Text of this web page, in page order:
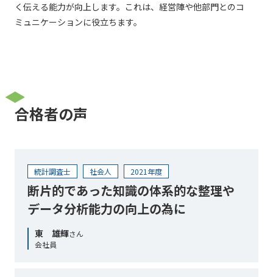
く伝える能力が向上します。これは、経営陣や他部門とのコ
ミュニケーションに役立ちます。
合格者の声
統計調査士 社会人 2021年度
断片的であった知識の体系的な整理や
データ分析能力の向上の為に
東 雄輝さん
会社員